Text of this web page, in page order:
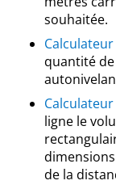
souhaitée.
quantité
ligne le
de la